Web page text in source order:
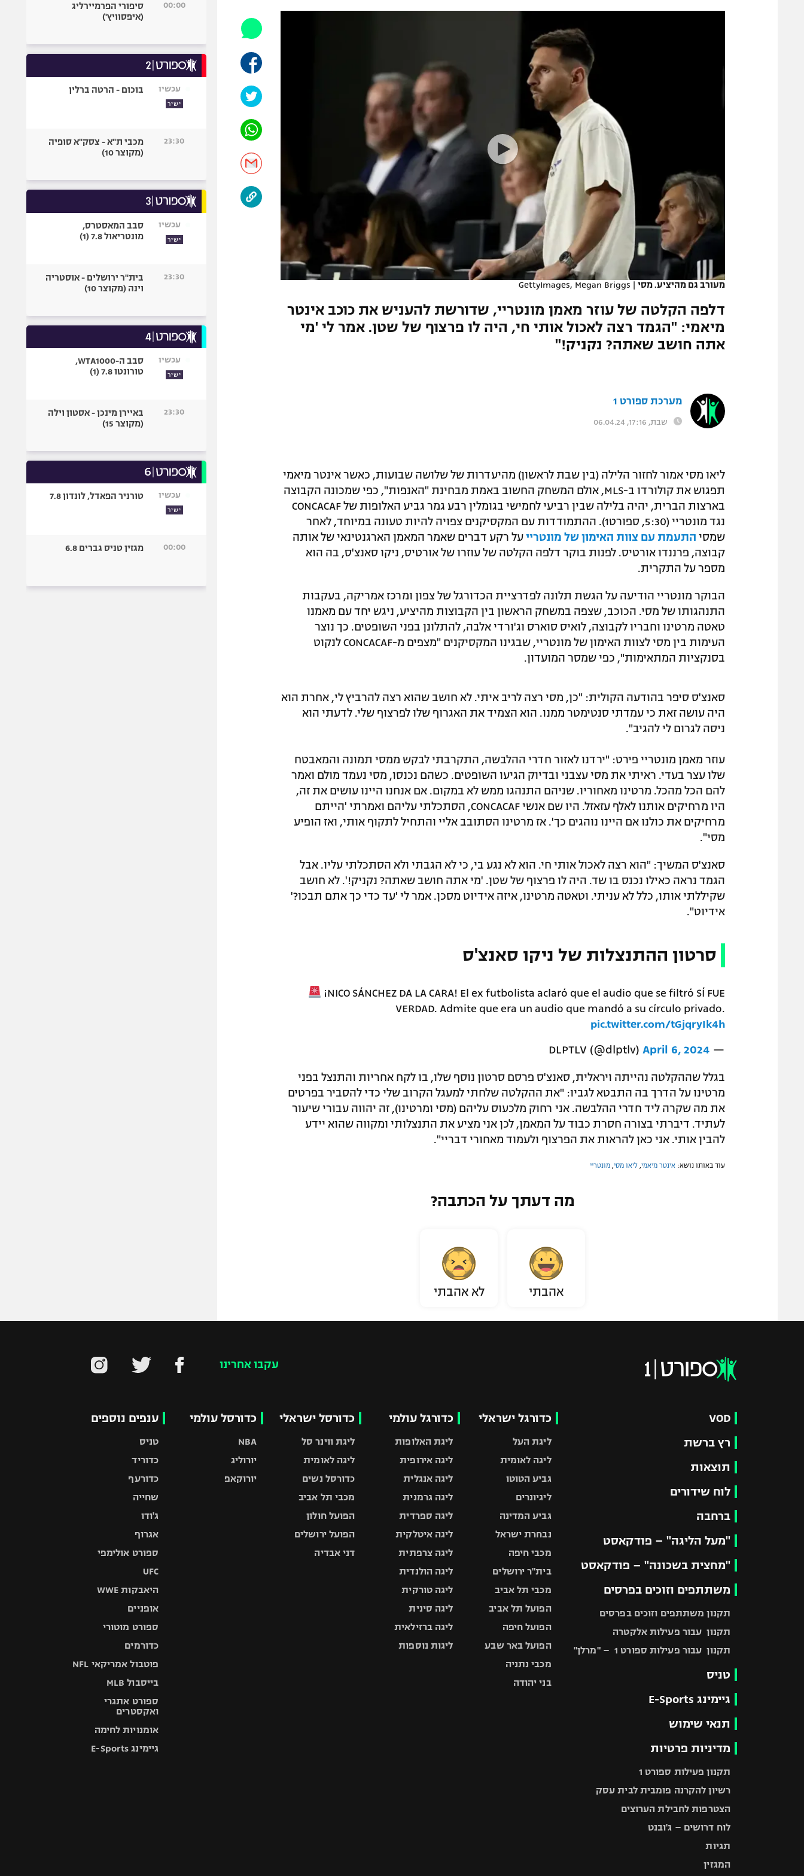
תקנון פעילות ספורט 1
רשיון להקרנה פומבית לבית עסק
הצטרפות לחבילת הערוצים
לוח דרושים – ג'ובנט
הפועל תל אביב
הפועל חיפה
הפועל באר שבע
מכבי נתניה
בני יהודה
ליגה סינית
אופניים
כדורמים
פוטבול אמריקאי NFL
גיימינג E-Sports
מעורב גם מהיציע. מסי |
GettyImages, Megan Briggs
דלפה הקלטה של עוזר מאמן מונטריי, שדורשת להעניש את כוכב אינטר
מיאמי: "הגמד רצה לאכול אותי חי, היה לו פרצוף של שטן. אמר לי 'מי
אתה חושב שאתה? נקניק!"
מערכת ספורט 1
שבת, 17:16, 06.04.24
ליאו מסי אמור לחזור הלילה (בין שבת לראשון) מהיעדרות של שלושה שבועות, כאשר אינטר מיאמי
תפגוש את קולורדו ב-MLS, אולם המשחק החשוב באמת מבחינת "האנפות", כפי שמכונה הקבוצה
בארצות הברית, יהיה בלילה שבין רביעי לחמישי בגומלין רבע גמר גביע האלופות של CONCACAF
נגד מונטריי (5:30, ספורט1). ההתמודדות עם המקסיקנים צפויה להיות טעונה במיוחד, לאחר
שמסי התעמת עם צוות האימון של מונטריי על רקע דברים שאמר המאמן הארגנטינאי של אותה
קבוצה, פרננדו אורטיס. לפנות בוקר דלפה הקלטה של עוזרו של אורטיס, ניקו סאנצ'ס, בה הוא
מספר על התקרית.
הבוקר מונטריי הודיעה על הגשת תלונה לפדרציית הכדורגל של צפון ומרכז אמריקה, בעקבות
התנהגותו של מסי. הכוכב, שצפה במשחק הראשון בין הקבוצות מהיציע, ניגש יחד עם מאמנו
טאטה מרטינו וחבריו לקבוצה, לואיס סוארס וג'ורדי אלבה, להתלונן בפני השופטים. כך נוצר
העימות בין מסי לצוות האימון של מונטריי, שבגינו המקסיקנים "מצפים מ-CONCACAF לנקוט
בסנקציות המתאימות", כפי שמסר המועדון.
סאנצ'ס סיפר בהודעה הקולית: "כן, מסי רצה לריב איתי. לא חושב שהוא רצה להרביץ לי, אחרת הוא
היה עושה זאת כי עמדתי סנטימטר ממנו. הוא הצמיד את האגרוף שלו לפרצוף שלי. לדעתי הוא
ניסה לגרום לי להגיב".
עוזר מאמן מונטריי פירט: "ירדנו לאזור חדרי ההלבשה, התקרבתי לבקש ממסי תמונה והמאבטח
שלו עצר בעדי. ראיתי את מסי עצבני ובדיוק הגיעו השופטים. כשהם נכנסו, מסי נעמד מולם ואמר
להם הכל מהכל. מרטינו מאחוריו. שניהם התנהגו ממש לא במקום. אם אנחנו היינו עושים את זה,
היו מרחיקים אותנו לאלף עזאזל. היו שם אנשי CONCACAF, הסתכלתי עליהם ואמרתי 'הייתם
מרחיקים את כולנו אם היינו נוהגים כך'. אז מרטינו הסתובב אליי והתחיל לתקוף אותי, ואז הופיע
מסי".
סאנצ'ס המשיך: "הוא רצה לאכול אותי חי. הוא לא נגע בי, כי לא הגבתי ולא הסתכלתי עליו. אבל
הגמד נראה כאילו נכנס בו שד. היה לו פרצוף של שטן. 'מי אתה חושב שאתה? נקניק!'. לא חושב
שקיללתי אותו, כלל לא עניתי. וטאטה מרטינו, איזה אידיוט מסכן. אמר לי 'עד כדי כך אתם תבכו?'
אידיוט".
סרטון ההתנצלות של ניקו סאנצ'ס
¡NICO SÁNCHEZ DA LA CARA! El ex futbolista aclaró que el audio que se filtró SÍ FUE
VERDAD. Admite que era un audio que mandó a su círculo privado.
pic.twitter.com/tGjqryIk4h
— DLPTLV (@dlptlv)
April 6, 2024
בגלל שההקלטה נהייתה ויראלית, סאנצ'ס פרסם סרטון נוסף שלו, בו לקח אחריות והתנצל בפני
מרטינו על הדרך בה התבטא לגביו: "את ההקלטה שלחתי למעגל הקרוב שלי כדי להסביר בפרטים
את מה שקרה ליד חדרי ההלבשה. אני רחוק מלכעוס עליהם (מסי ומרטינו), זה יהווה עבורי שיעור
לעתיד. דיברתי בצורה חסרת כבוד על המאמן, לכן אני מציע את התנצלותי ומקווה שהוא יידע
להבין אותי. אני כאן להראות את הפרצוף ולעמוד מאחורי דבריי".
עוד באותו נושא: אינטר מיאמי ליאו מסי מונטריי
מה דעתך על הכתבה?
אהבתי לא אהבתי
00:00
סיפורי הפרמיירליג
(איפסוויץ')
עכשיו
ישיר
בוכום - הרטה ברלין
23:30
מכבי ת"א - צסק"א סופיה
(מקוצר 10)
עכשיו
ישיר
סבב המאסטרס,
מונטריאול 7.8 (1)
23:30
בית"ר ירושלים - אוסטריה
וינה (מקוצר 10)
עכשיו
ישיר
סבב ה-WTA1000,
טורונטו 7.8 (1)
23:30
באיירן מינכן - אסטון וילה
(מקוצר 15)
עכשיו
ישיר
טורניר הפאדל, לונדון 7.8
00:00 מגזין טניס גברים 6.8
עקבו אחרינו
VOD
רץ ברשת
תוצאות
לוח שידורים
ברחבה
"מעל הליגה" – פודקאסט
"מחצית בשכונה" – פודקאסט
משתתפים וזוכים בפרסים
תקנון משתתפים וזוכים בפרסים
תקנון עבור פעילות אלקטרה
תקנון עבור פעילות ספורט 1 – "מרלן"
טניס
גיימינג E-Sports
תנאי שימוש
מדיניות פרטיות
תקנון פעילות ספורט 1
רשיון להקרנה פומבית לבית עסק
הצטרפות לחבילת הערוצים
לוח דרושים – ג'ובנט
תגיות
המגזין
כדורגל ישראלי
ליגת העל
ליגה לאומית
גביע הטוטו
ליגיונרים
גביע המדינה
נבחרת ישראל
מכבי חיפה
בית"ר ירושלים
מכבי תל אביב
הפועל תל אביב
הפועל חיפה
הפועל באר שבע
מכבי נתניה
בני יהודה
כדורגל עולמי
ליגת האלופות
ליגה אירופית
ליגה אנגלית
ליגה גרמנית
ליגה ספרדית
ליגה איטלקית
ליגה צרפתית
ליגה הולנדית
ליגה טורקית
ליגה סינית
ליגה ברזילאית
ליגות נוספות
כדורסל ישראלי
ליגת ווינר סל
ליגה לאומית
כדורסל נשים
מכבי תל אביב
הפועל חולון
הפועל ירושלים
דני אבדיה
כדורסל עולמי
NBA
יורוליג
יורוקאפ
ענפים נוספים
טניס
כדוריד
כדורעף
שחייה
ג'ודו
אגרוף
ספורט אולימפי
UFC
היאבקות WWE
אופניים
ספורט מוטורי
כדורמים
פוטבול אמריקאי NFL
בייסבול MLB
ספורט אתגרי
ואקסטרים
אומנויות לחימה
גיימינג E-Sports